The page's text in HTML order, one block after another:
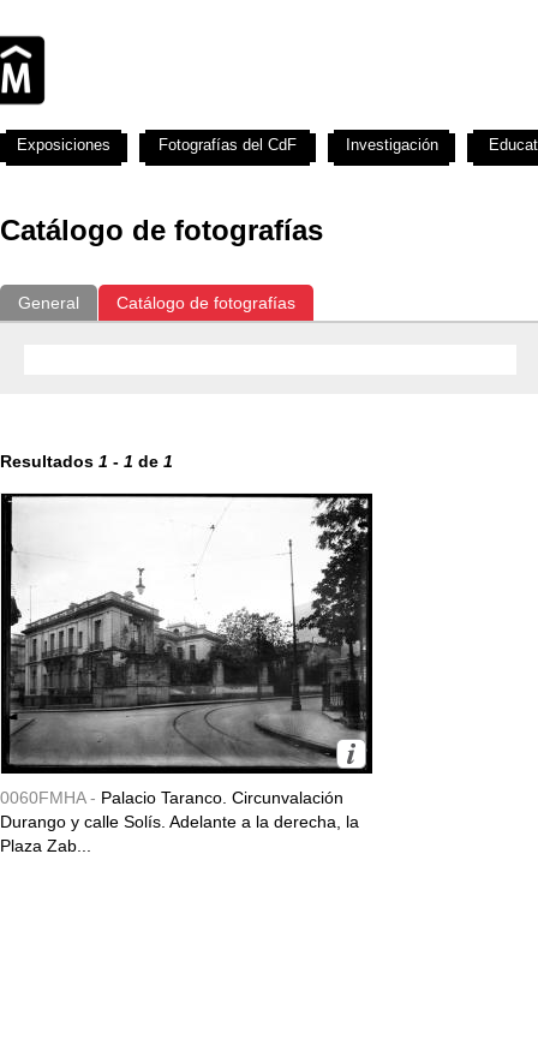
Catálogo de fotografías
General Catálogo de fotografías
Resultados 1 - 1 de 1
0060FMHA - Palacio Taranco. Circunvalación
Durango y calle Solís. Adelante a la derecha, la
Plaza Zab...
Exposiciones Fotografías del CdF Investigación